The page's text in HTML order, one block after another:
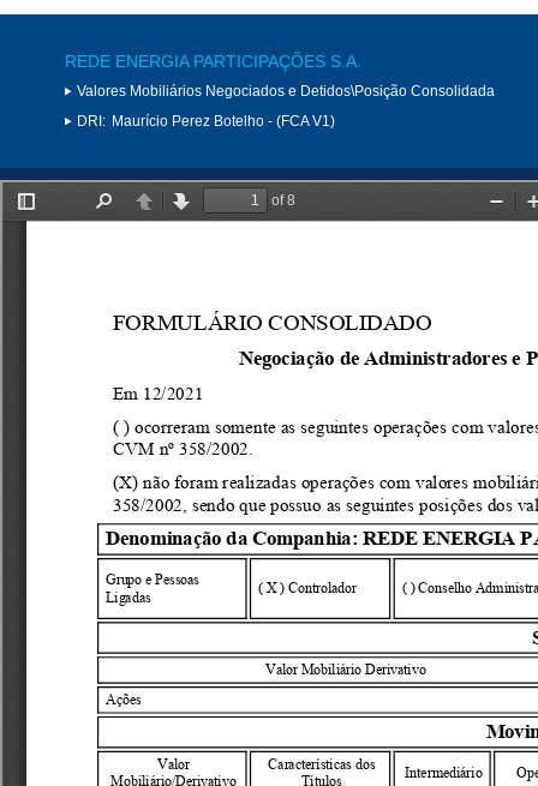
REDE ENERGIA PARTICIPAÇÕES S.A.
Valores Mobiliários Negociados e Detidos\Posição Consolidada
DRI: Maurício Perez Botelho - (FCA V1)